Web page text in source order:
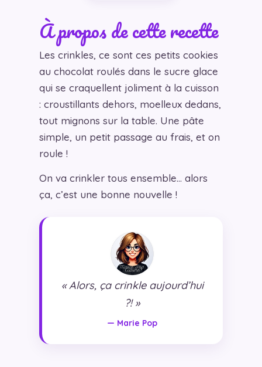
À propos de cette recette
Les crinkles, ce sont ces petits cookies
au chocolat roulés dans le sucre glace
qui se craquellent joliment à la cuisson
: croustillants dehors, moelleux dedans,
tout mignons sur la table. Une pâte
simple, un petit passage au frais, et on
roule !
On va crinkler tous ensemble… alors
ça, c’est une bonne nouvelle !
« Alors, ça crinkle aujourd’hui
?! »
— Marie Pop